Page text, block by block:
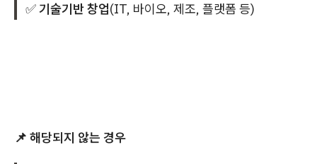
✅기술기반 창업(IT, 바이오, 제조, 플랫폼 등)
📌 해당되지 않는 경우